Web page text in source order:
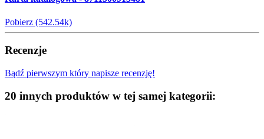
Pobierz (542.54k)
Recenzje
Bądź pierwszym który napisze recenzję!
20 innych produktów w tej samej kategorii: